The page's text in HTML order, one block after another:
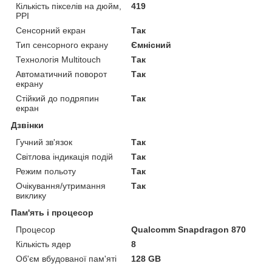
Кількість пікселів на дюйм,
PPI
419
Сенсорний екран
Так
Тип сенсорного екрану
Ємнісний
Технологія Multitouch
Так
Автоматичний поворот
екрану
Так
Стійкий до подряпин
екран
Так
Дзвінки
Гучний зв'язок
Так
Світлова індикація подій
Так
Режим польоту
Так
Очікування/утримання
виклику
Так
Пам'ять і процесор
Процесор
Qualcomm Snapdragon 870
Кількість ядер
8
Об'єм вбудованої пам'яті
128 GB